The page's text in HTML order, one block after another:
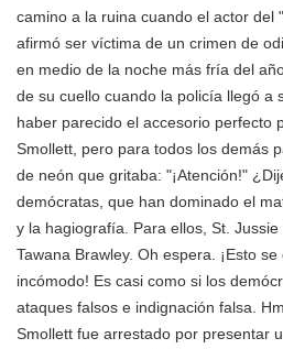
camino a la ruina cuando el actor del
afirmó ser víctima de un crimen de
en medio de la noche más fría del
de su cuello cuando la policía llegó a
haber parecido el accesorio perfecto
Smollett, pero para todos los demás
de neón que gritaba: "¡Atención!"
demócratas, que han dominado el
y la hagiografía. Para ellos, St.
Tawana Brawley. Oh espera. ¡Esto
incómodo! Es casi como si los
ataques falsos e indignación falsa.
Smollett fue arrestado por presentar